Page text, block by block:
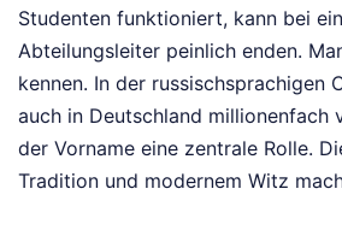
Studenten funktioniert, kann bei
Abteilungsleiter peinlich enden.
kennen. In der russischsprachigen
auch in Deutschland millionenfach
der Vorname eine zentrale Rolle.
Tradition und modernem Witz